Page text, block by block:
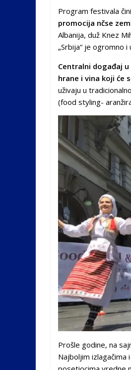
Program festivala
promocija nčse
Albanija, duž Knez
„Srbija“ je ogromno
Centralni događaj
hrane i vina koji će
uživaju u
(food styling-
Prošle godine, na
Najboljim